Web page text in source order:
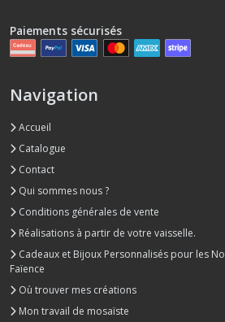
Paiements sécurisés
Navigation
Accueil
Catalogue
Contact
Qui sommes nous ?
Conditions générales de vente
Réalisations à partir de votre vaisselle.
Cadeaux et Bijoux Personnalisés pour les
Faïence
Où trouver mes créations
Mon travail de mosaïste